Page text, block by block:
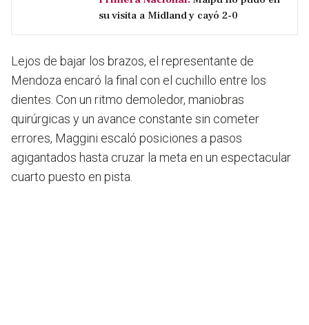
su visita a Midland y cayó 2-0
Lejos de bajar los brazos, el representante de
Mendoza encaró la final con el cuchillo entre los
dientes. Con un ritmo demoledor, maniobras
quirúrgicas y un avance constante sin cometer
errores, Maggini escaló posiciones a pasos
agigantados hasta cruzar la meta en un espectacular
cuarto puesto en pista.